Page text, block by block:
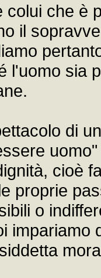
colui che è
il
l'uomo sia
di
cioè
proprie
o
impariamo